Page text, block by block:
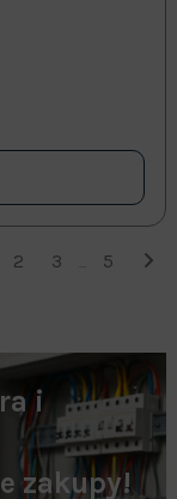
2 3 5
i
zakupy!